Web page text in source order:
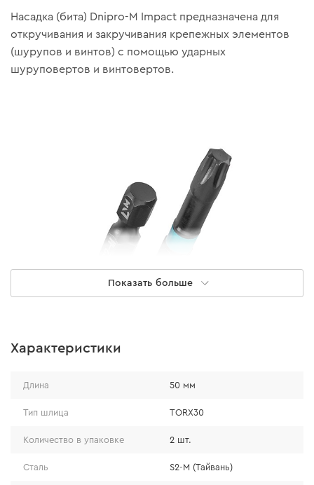
Насадка (бита) Dnipro-M Impact предназначена для
откручивания и закручивания крепежных элементов
(шурупов и винтов) с помощью ударных
шуруповертов и винтовертов.
твердость биты 58-62 HRС, что обеспечивает ее
цветовая маркировка бит для их быстрого
выбора;
Показать больше
Характеристики
Длина 50 мм
Тип шлица TORX30
Количество в упаковке 2 шт.
Сталь S2-M (Тайвань)